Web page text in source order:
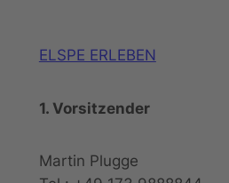
ELSPE ERLEBEN
1. Vorsitzender
Martin Plugge